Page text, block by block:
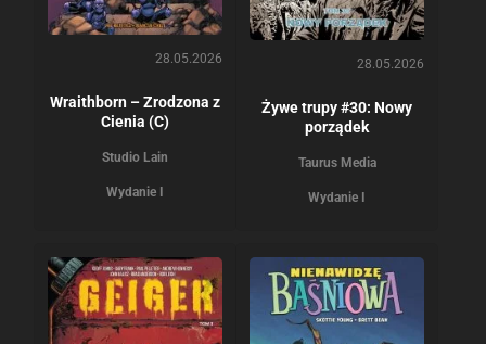
28.05.2026
Wraithborn – Zrodzona z
Cienia (C)
Studio Lain
Wydanie I
28.05.2026
Żywe trupy #30: Nowy
porządek
Taurus Media
Wydanie I